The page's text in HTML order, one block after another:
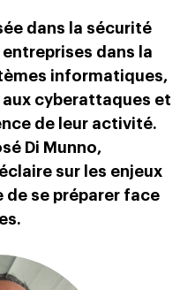
dans la sécurité
dans la
informatiques,
aux cyberattaques et
de leur activité.
Di Munno,
sur les enjeux
de se préparer face